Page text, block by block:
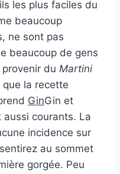
les plus faciles du
beaucoup
ne sont pas
beaucoup de gens
du Martini
que la recette
GinGin et
courants. La
incidence sur
au sommet
gorgée. Peu